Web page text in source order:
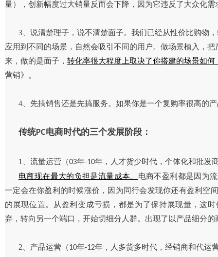
量），创新幅度过大销量反而会下降，因为它违反了大众化需
3、说清楚理子，说不清楚面子。我们已经从性价比购物
应用到不同的场景，自然会吸引不同的用户。做场景植入，
来，做的是面子， 转化率很大程度上取决了你搭建的场景如何
营销》。
4、先搞销售还是先搞服务。如果你是一个复购率很高的
传统PC电商时代的三个发展阶段：
1、流量运营（03年-10年，人才货少时代，个体化和批发
电商现在最大的负担是流量成本。 电商不盈利都是因为
一定会在你盈利的时候涨价，因为同行会发现你还有盈利空
的展现位置。从盈利变成亏损，都是为了保持展现量，这
弃，转向另一个端口，开始切细分人群。出现了以产品细分
2、产品运营（10年-12年，人多货多时代，经销商和代运